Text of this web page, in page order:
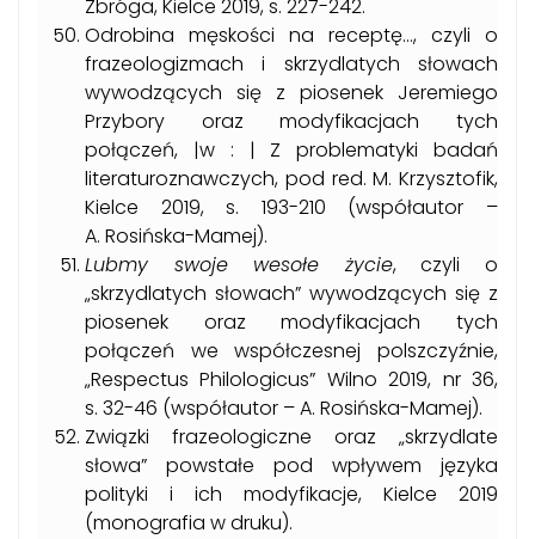
Zbróga, Kielce 2019, s. 227-242.
Odrobina męskości na receptę…, czyli o
frazeologizmach i skrzydlatych słowach
wywodzących się z piosenek Jeremiego
Przybory oraz modyfikacjach tych
połączeń, |w : | Z problematyki badań
literaturoznawczych, pod red. M. Krzysztofik,
Kielce 2019, s. 193-210 (współautor –
A. Rosińska-Mamej).
Lubmy swoje wesołe życie, czyli o
„skrzydlatych słowach” wywodzących się z
piosenek oraz modyfikacjach tych
połączeń we współczesnej polszczyźnie,
„Respectus Philologicus” Wilno 2019, nr 36,
s. 32-46 (współautor – A. Rosińska-Mamej).
Związki frazeologiczne oraz „skrzydlate
słowa” powstałe pod wpływem języka
polityki i ich modyfikacje, Kielce 2019
(monografia w druku).